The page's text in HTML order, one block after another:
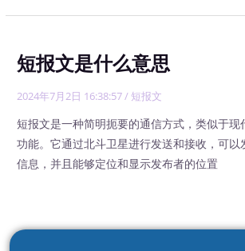
短报文是什么意思
2024年7月2日 16:38:57/ 短报文
短报文是一种简明扼要的通信方式，类似于现
功能。它通过北斗卫星进行发送和接收，可以
信息，并且能够定位和显示发布者的位置